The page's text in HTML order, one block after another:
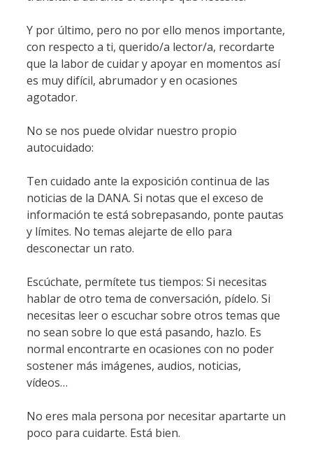
Y por último, pero no por ello menos importante,
con respecto a ti, querido/a lector/a, recordarte
que la labor de cuidar y apoyar en momentos así
es muy difícil, abrumador y en ocasiones
agotador.
No se nos puede olvidar nuestro propio
autocuidado:
Ten cuidado ante la exposición continua de las
noticias de la DANA. Si notas que el exceso de
información te está sobrepasando, ponte pautas
y límites. No temas alejarte de ello para
desconectar un rato.
Escúchate, permítete tus tiempos: Si necesitas
hablar de otro tema de conversación, pídelo. Si
necesitas leer o escuchar sobre otros temas que
no sean sobre lo que está pasando, hazlo. Es
normal encontrarte en ocasiones con no poder
sostener más imágenes, audios, noticias,
vídeos…
No eres mala persona por necesitar apartarte un
poco para cuidarte. Está bien.